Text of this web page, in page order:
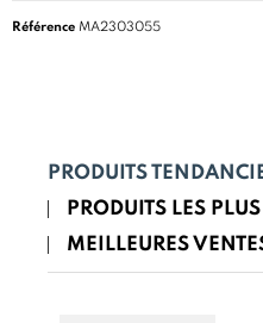
Référence MA2303055
PRODUITS
PRODUITS LES
MEILLEURES